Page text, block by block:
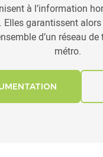
à l’information
. Elles garantissent
d’un réseau
métro.